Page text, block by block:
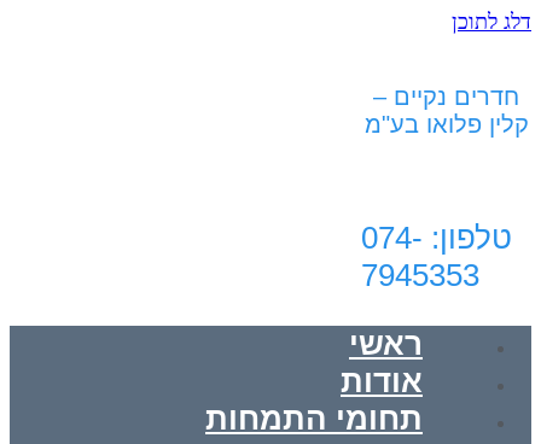
דלג לתוכן
חדרים נקיים –
קלין פלואו בע"מ
טלפון: 074-
7945353‬‏
ראשי
אודות
תחומי התמחות